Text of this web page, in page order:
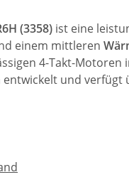
(3358) ist eine
einem mittleren
4-Takt-Motoren
entwickelt und verfügt